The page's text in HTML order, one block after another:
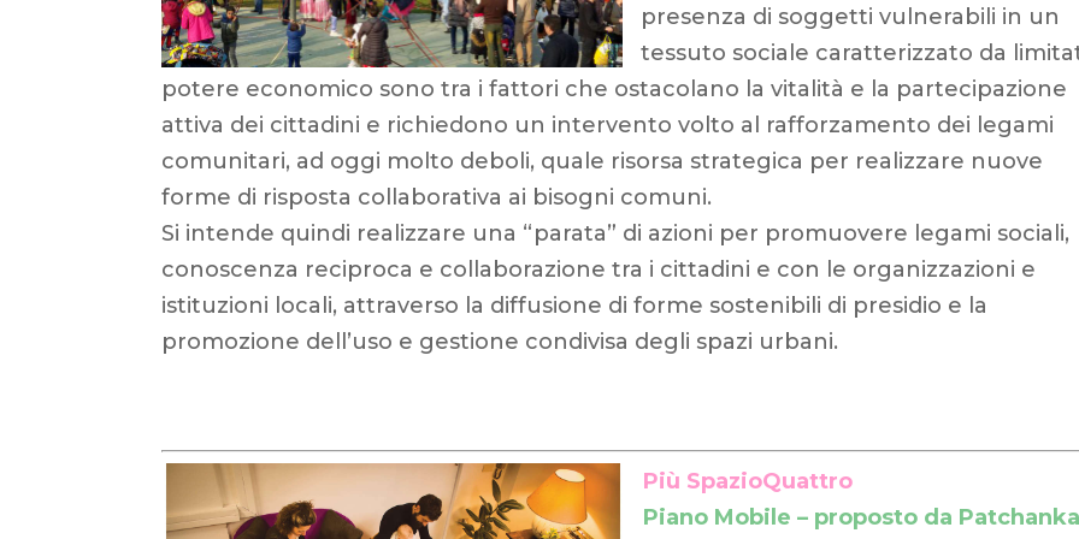
presenza di soggetti vulnerabili in un
tessuto sociale caratterizzato da
potere economico sono tra i fattori che ostacolano la vitalità e la partecipazione
attiva dei cittadini e richiedono un intervento volto al rafforzamento dei legami
comunitari, ad oggi molto deboli, quale risorsa strategica per realizzare nuove
forme di risposta collaborativa ai bisogni comuni.
Si intende quindi realizzare una “parata” di azioni per promuovere legami sociali,
conoscenza reciproca e collaborazione tra i cittadini e con le organizzazioni e
istituzioni locali, attraverso la diffusione di forme sostenibili di presidio e la
promozione dell’uso e gestione condivisa degli spazi urbani.
Più SpazioQuattro
Piano Mobile – proposto da